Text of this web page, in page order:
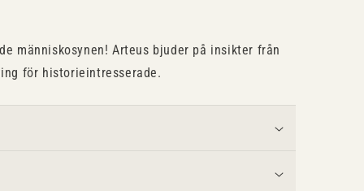
människosynen! Arteus bjuder på insikter från
för historieintresserade.